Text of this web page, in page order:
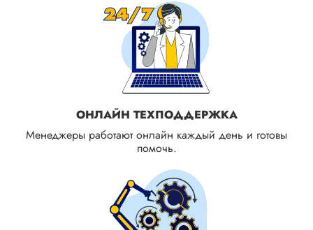
ОНЛАЙН ТЕХПОДДЕРЖКА
Менеджеры работают онлайн каждый день и готовы
помочь.